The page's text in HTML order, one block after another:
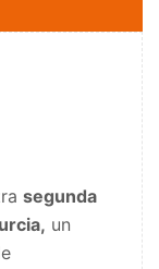
segunda
un